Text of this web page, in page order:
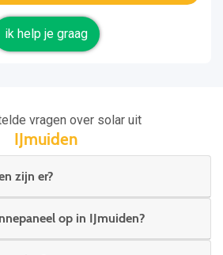
ik help je graag
vragen over solar uit
IJmuiden
zijn er?
op in IJmuiden?